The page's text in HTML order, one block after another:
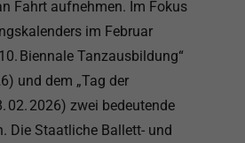
Fahrt aufnehmen. Im Fokus
im Februar
Biennale Tanzausbildung“
und dem „Tag der
02. 2026) zwei bedeutende
Die Staatliche Ballett- und